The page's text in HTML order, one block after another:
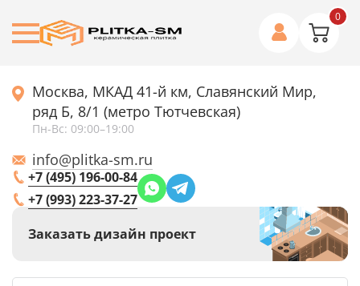
0
Москва, МКАД 41-й км, Славянский Мир,
ряд Б, 8/1 (метро Тютчевская)
Пн-Вс: 09:00–19:00
info@plitka-sm.ru
+7 (495) 196-00-84
+7 (993) 223-37-27
Заказать дизайн проект